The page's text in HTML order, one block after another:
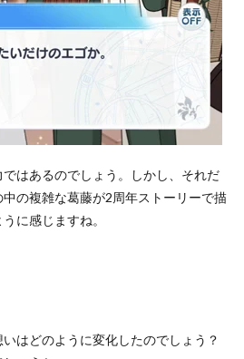
はあるのでしょう。しかし、それだ
の複雑な葛藤が2周年ストーリーで描
に感じますね。
はどのように変化したのでしょう？